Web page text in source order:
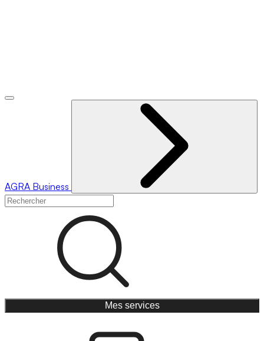
AGRA Business
Mes services